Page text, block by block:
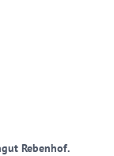
Rebenhof.